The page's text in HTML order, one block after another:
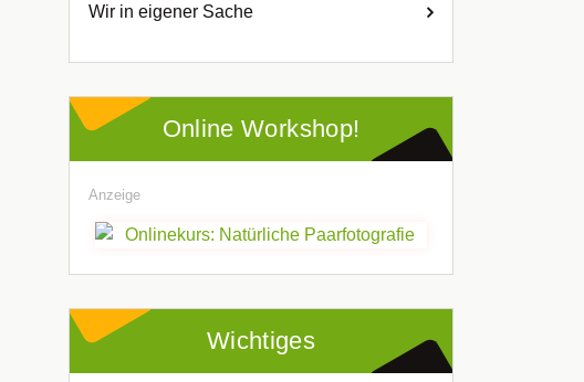
Wir in eigener Sache
Online Workshop!
Anzeige
Wichtiges